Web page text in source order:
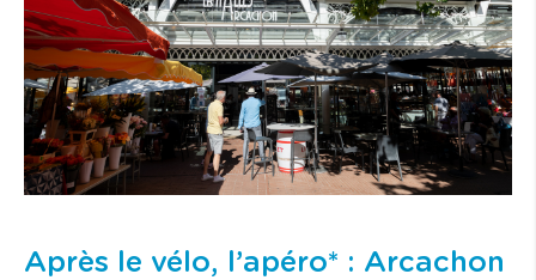
Après le vélo, l’apéro* : Arcachon